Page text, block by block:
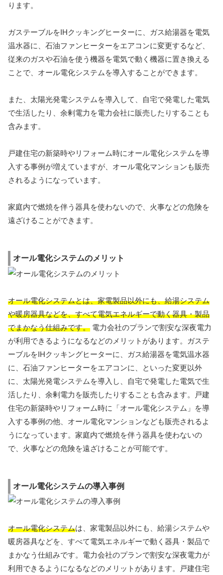
ります。
ガステーブルをIHクッキングヒーターに、ガス給湯器を電気
温水器に、石油ファンヒーターをエアコンに変更するなど、
従来のガスや石油を使う機器を電気で動く機器に置き換える
ことで、オール電化システムを導入することができます。
また、太陽光発電システムを導入して、自宅で発電した電気
で生活したり、余剰電力を電力会社に販売したりすることも
含みます。
戸建住宅の新築時やリフォーム時にオール電化システムを導
入する事例が増えていますが、オール電化マンションも販売
されるようになっています。
家庭内で燃焼を伴う器具を使わないので、火事などの危険を
遠ざけることができます。
オール電化システムのメリット
オール電化システムとは、家電製品以外にも、給湯システム
や暖房器具などを、すべて電気エネルギーで動く器具・製品
でまかなう仕組みです。 電力会社のプランで割安な深夜電力
が利用できるようになるなどのメリットがあります。ガステ
ーブルをIHクッキングヒーターに、ガス給湯器を電気温水器
に、石油ファンヒーターをエアコンに、といった変更以外
に、太陽光発電システムを導入し、自宅で発電した電気で生
活したり、余剰電力を販売したりすることも含みます。戸建
住宅の新築時やリフォーム時に「オール電化システム」を導
入する事例の他、オール電化マンションなども販売されるよ
うになっています。家庭内で燃焼を伴う器具を使わないの
で、火事などの危険を遠ざけることが可能です。
オール電化システムの導入事例
オール電化システムは、家電製品以外にも、給湯システムや
暖房器具などを、すべて電気エネルギーで動く器具・製品で
まかなう仕組みです。電力会社のプランで割安な深夜電力が
利用できるようになるなどのメリットがあります。戸建住宅